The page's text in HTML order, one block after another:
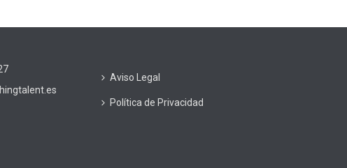
Aviso Legal
Política de Privacidad